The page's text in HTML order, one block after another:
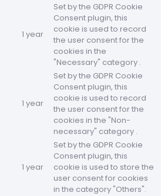
1 year
Set by the GDPR Cookie
Consent plugin, this
cookie is used to record
the user consent for the
cookies in the
"Necessary" category .
1 year
Set by the GDPR Cookie
Consent plugin, this
cookie is used to record
the user consent for the
cookies in the "Non-
necessary" category .
1 year
Set by the GDPR Cookie
Consent plugin, this
cookie is used to store the
user consent for cookies
in the category "Others".